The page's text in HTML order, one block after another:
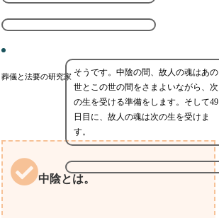
葬儀と法要の研究家 そうです。中陰の間、故人の魂はあの
世とこの世の間をさまよいながら、次
の生を受ける準備をします。そして49
日目に、故人の魂は次の生を受けま
す。
中陰とは。